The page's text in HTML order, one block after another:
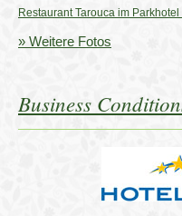
Restaurant Tarouca im
» Weitere Fotos
Business